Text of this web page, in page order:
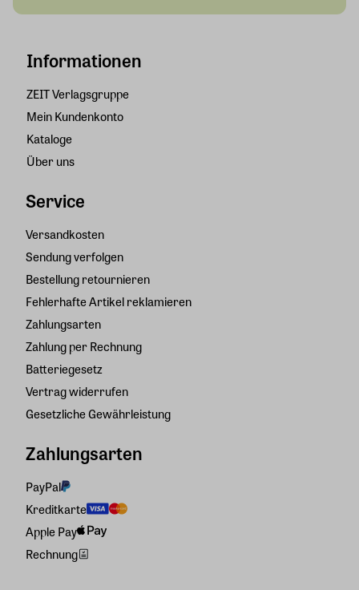
Informationen
ZEIT Verlagsgruppe
Mein Kundenkonto
Kataloge
Über uns
Service
Versandkosten
Sendung verfolgen
Bestellung retournieren
Fehlerhafte Artikel reklamieren
Zahlungsarten
Zahlung per Rechnung
Batteriegesetz
Vertrag widerrufen
Gesetzliche Gewährleistung
Zahlungsarten
PayPal
Kreditkarte
Apple Pay
Rechnung